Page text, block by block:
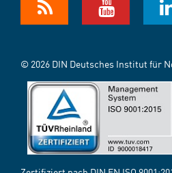
© 2026 DIN Deutsches Institut für